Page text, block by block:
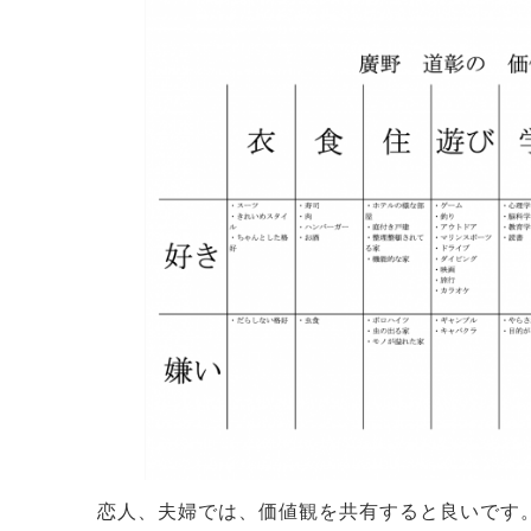
恋人、夫婦では、価値観を共有すると良いです